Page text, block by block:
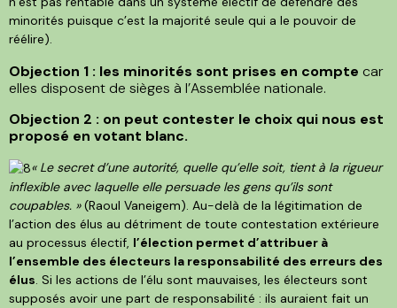
minorités puisque c’est la majorité seule qui a le pouvoir de
réélire).
Objection 1 : les minorités sont prises en compte car
elles disposent de sièges à l’Assemblée nationale.
Objection 2 : on peut contester le choix qui nous est
proposé en votant blanc.
« Le secret d’une autorité, quelle qu’elle soit, tient à la rigueur
inflexible avec laquelle elle persuade les gens qu’ils sont
coupables. »(Raoul Vaneigem). Au-delà de la légitimation de
l’action des élus au détriment de toute contestation extérieure
au processus électif, l’élection permet d’attribuer à
l’ensemble des électeurs la responsabilité des erreurs des
élus. Si les actions de l’élu sont mauvaises, les électeurs sont
supposés avoir une part de responsabilité : ils auraient fait un